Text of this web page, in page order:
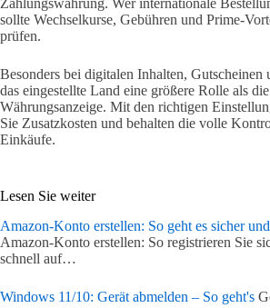
sollte Wechselkurse, Gebühren und Prime-
prüfen.
Besonders bei digitalen Inhalten, Gutscheinen
das eingestellte Land eine größere Rolle als
Währungsanzeige. Mit den richtigen
Sie Zusatzkosten und behalten die volle
Einkäufe.
Lesen Sie weiter
Amazon-Konto erstellen: So geht es sicher
Amazon-Konto erstellen: So registrieren Sie
schnell auf…
Windows 11/10: Gerät abmelden – So geht's